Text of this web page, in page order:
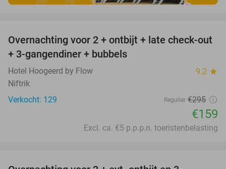
46%
Overnachting voor 2 + ontbijt + late check-out
+ 3-gangendiner + bubbels
Hotel Hoogeerd by Flow 9.2 star
Niftrik
Verkocht: 129
Regulier €295
€159
Excl. ca. €5 p.p.p.n. toeristenbelasting